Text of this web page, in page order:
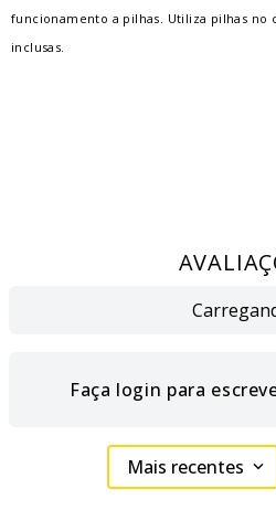
funcionamento a pilhas. Utiliza pilhas no
inclusas.
Faça login para
Mais recentes